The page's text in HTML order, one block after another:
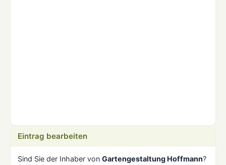
Eintrag bearbeiten
Sind Sie der Inhaber von Gartengestaltung Hoffmann?